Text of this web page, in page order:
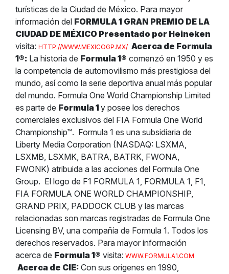
turísticas de la Ciudad de México. Para mayor
información del FORMULA 1 GRAN PREMIO DE LA
CIUDAD DE MÉXICO Presentado por Heineken
visita: HTTP://WWW.MEXICOGP.MX/ Acerca de Formula
1®: La historia de Formula 1® comenzó en 1950 y es
la competencia de automovilismo más prestigiosa del
mundo, así como la serie deportiva anual más popular
del mundo. Formula One World Championship Limited
es parte de Formula 1y posee los derechos
comerciales exclusivos del FIA Formula One World
Championship™. Formula 1 es una subsidiaria de
Liberty Media Corporation (NASDAQ: LSXMA,
LSXMB, LSXMK, BATRA, BATRK, FWONA,
FWONK) atribuida a las acciones del Formula One
Group. El logo de F1 FORMULA 1, FORMULA 1, F1,
FIA FORMULA ONE WORLD CHAMPIONSHIP,
GRAND PRIX, PADDOCK CLUB y las marcas
relacionadas son marcas registradas de Formula One
Licensing BV, una compañía de Formula 1. Todos los
derechos reservados. Para mayor información
acerca de Formula 1® visita: WWW.FORMULA1.COM
Acerca de CIE: Con sus orígenes en 1990,